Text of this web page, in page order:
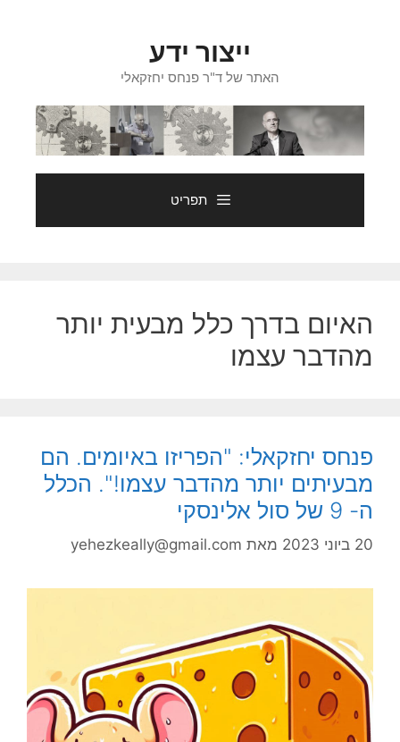
ייצור ידע
האתר של ד"ר פנחס יחזקאלי
תפריט
האיום בדרך כלל מבעית יותר
מהדבר עצמו
פנחס יחזקאלי: "הפריזו באיומים. הם
מבעיתים יותר מהדבר עצמו!". הכלל
ה- 9 של סול אלינסקי
20 ביוני 2023 מאת yehezkeally@gmail.com